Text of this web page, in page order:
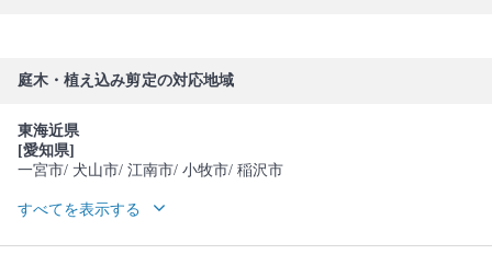
庭木・植え込み剪定の対応地域
東海近県
[愛知県]
一宮市/ 犬山市/ 江南市/ 小牧市/ 稲沢市
すべてを表示する